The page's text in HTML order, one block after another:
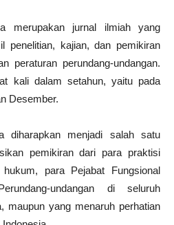
merupakan jurnal ilmiah yang
penelitian, kajian, dan pemikiran
peraturan perundang-undangan.
kali dalam setahun, yaitu pada
Desember.
diharapkan menjadi salah satu
pemikiran dari para praktisi
hukum, para Pejabat Fungsional
undangan di seluruh
maupun yang menaruh perhatian